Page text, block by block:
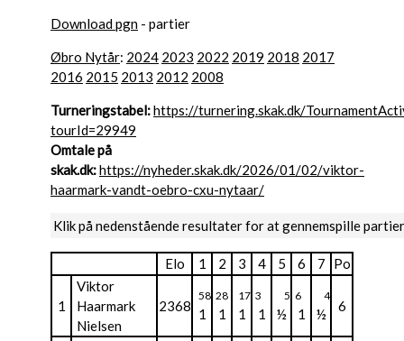
Download pgn - partier
Øbro Nytår: 2024 2023 2022 2019 2018 2017
2016 2015 2013 2012 2008
Turneringstabel:https://turnering.skak.dk/
tourId=29949
Omtale på
skak.dk:https://nyheder.skak.dk/2026/01/02/viktor-
haarmark-vandt-oebro-cxu-nytaar/
Klik på nedenstående resultater for at gennemspille partier
Elo 1 2 3 4 5 6 7 Po
1
Viktor
Haarmark
Nielsen
2368
58
1
28
1
17
1
3
1
5
½
6
1
4
½ 6